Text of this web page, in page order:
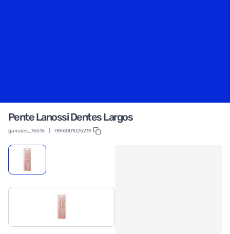
Pente Lanossi Dentes Largos
gamaes_16516 7896001025219